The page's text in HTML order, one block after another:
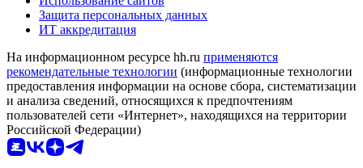
Защита персональных данных
ИТ аккредитация
На информационном ресурсе hh.ru применяются
рекомендательные технологии (информационные технологии
предоставления информации на основе сбора, систематизации
и анализа сведений, относящихся к предпочтениям
пользователей сети «Интернет», находящихся на территории
Российской Федерации)